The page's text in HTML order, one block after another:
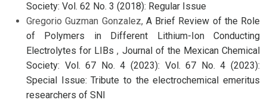
Society: Vol. 62 No. 3 (2018): Regular Issue
Gregorio Guzman Gonzalez, A Brief Review of the Role
of Polymers in Different Lithium-Ion Conducting
Electrolytes for LIBs, Journal of the Mexican Chemical
Society: Vol. 67 No. 4 (2023): Vol. 67 No. 4 (2023):
Special Issue: Tribute to the electrochemical emeritus
researchers of SNI